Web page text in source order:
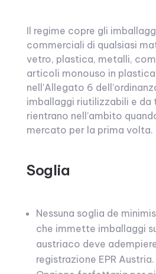
Il regime copre gli
commerciali di qualsiasi
vetro, plastica, metalli,
articoli monouso in
nell’Allegato 6
imballaggi riutilizzabili e da
rientrano nell’ambito
mercato per la prima volta.
Soglia
Nessuna soglia de
che immette imballaggi
austriaco deve
registrazione EPR Austria.